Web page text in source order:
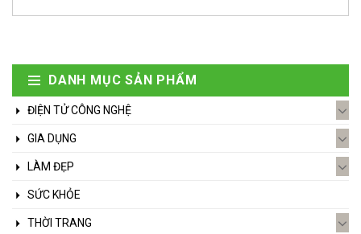
DANH MỤC SẢN PHẨM
ĐIỆN TỬ CÔNG NGHỆ
GIA DỤNG
LÀM ĐẸP
SỨC KHỎE
THỜI TRANG